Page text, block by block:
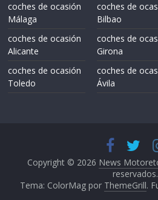
coches de ocasión
Málaga
coches de ocasión
Alicante
coches de ocasión
Toledo
coches de
Bilbao
coches de
Girona
coches de
Ávila
Copyright © 2026 News
reservados.
Tema: ColorMag por ThemeGrill.